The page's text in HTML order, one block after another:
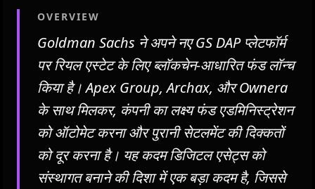
OVERVIEW
Goldman Sachs ने अपने नए GS DAP प्लेटफॉर्म
पर रियल एस्टेट के लिए ब्लॉकचेन-आधारित फंड लॉन्च
किया है। Apex Group, Archax, और Ownera
के साथ मिलकर, कंपनी का लक्ष्य फंड एडमिनिस्ट्रेशन
को ऑटोमेट करना और पुरानी सेटलमेंट की दिक्कतों
को दूर करना है। यह कदम डिजिटल एसेट्स को
संस्थागत बनाने की दिशा में एक बड़ा कदम है, जिससे